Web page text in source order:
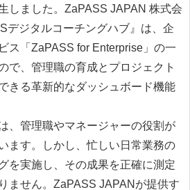
しました。ZaPASS JAPAN 株式会
デジタルコーチングハブ』は、企
ス「ZaPASS for Enterprise」の一
で、管理職の育成とプロジェクト
きる革新的なダッシュボード機能
、管理職やマネージャーの役割が
ます。しかし、忙しい日常業務の
を実施し、その成果を正確に測定
ません。ZaPASS JAPANが提供す